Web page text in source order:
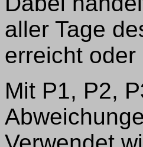
aller Tage
erreicht
Mit P1, P2,